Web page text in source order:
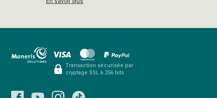
Transaction sécurisée par
cryptage SSL à 256 bits